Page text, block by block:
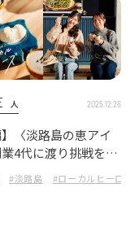
#老舗 #井上商店
人 2025.12.26
】〈淡路島の恵アイ
4代に渡り挑戦を続
老舗。淡路島『井上
訪ねて
#淡路島 #ローカルヒーロー